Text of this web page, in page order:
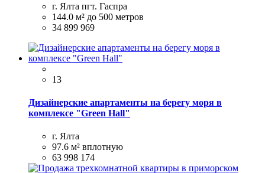
г. Ялта пгт. Гаспра
144.0 м² до 500 метров
34 899 969
13
Дизайнерские апартаменты на берегу моря в
комплексе "Green Hall"
г. Ялта
97.6 м² вплотную
63 998 174